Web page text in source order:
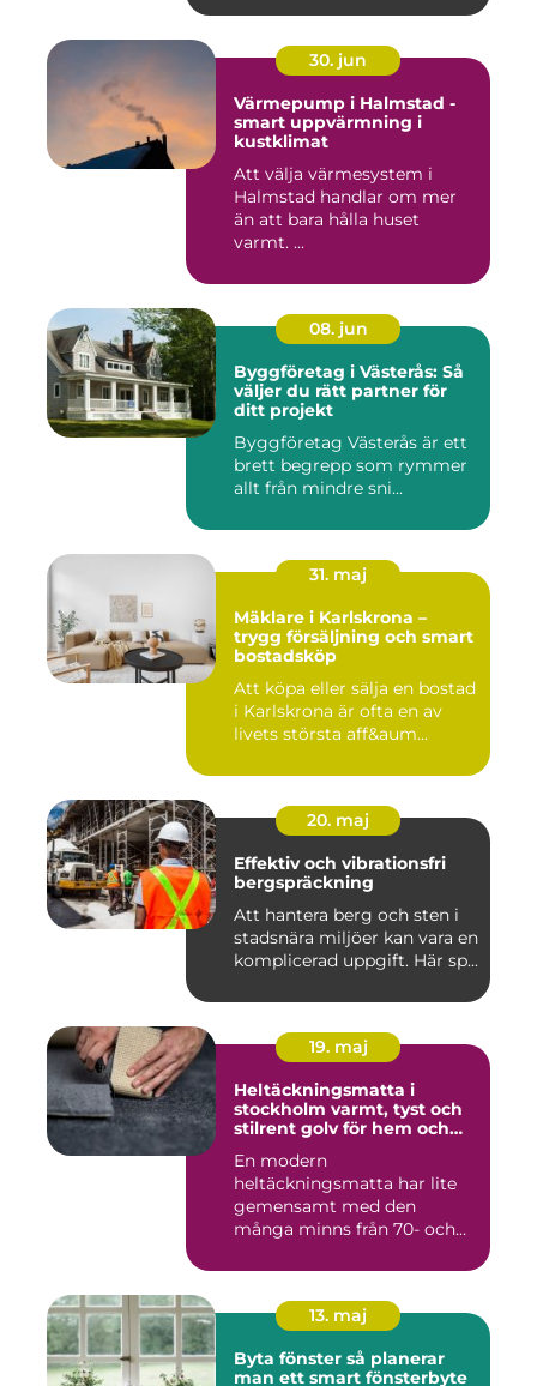
30. jun
Värmepump i Halmstad -
smart uppvärmning i
kustklimat
Att välja värmesystem i
Halmstad handlar om mer
än att bara hålla huset
varmt. ...
08. jun
Byggföretag i Västerås: Så
väljer du rätt partner för
ditt projekt
Byggföretag Västerås är ett
brett begrepp som rymmer
allt från mindre sni...
31. maj
Mäklare i Karlskrona –
trygg försäljning och smart
bostadsköp
Att köpa eller sälja en bostad
i Karlskrona är ofta en av
livets största aff&aum...
20. maj
Effektiv och vibrationsfri
bergspräckning
Att hantera berg och sten i
stadsnära miljöer kan vara en
komplicerad uppgift. Här sp...
19. maj
Heltäckningsmatta i
stockholm varmt, tyst och
stilrent golv för hem och
En modern
heltäckningsmatta har lite
gemensamt med den
många minns från 70- och
13. maj
Byta fönster så planerar
man ett smart fönsterbyte